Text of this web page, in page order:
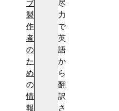
尽
力
で
英
語
か
ら
翻
訳
さ
ブ
製
作
者
の
た
め
の
情
報